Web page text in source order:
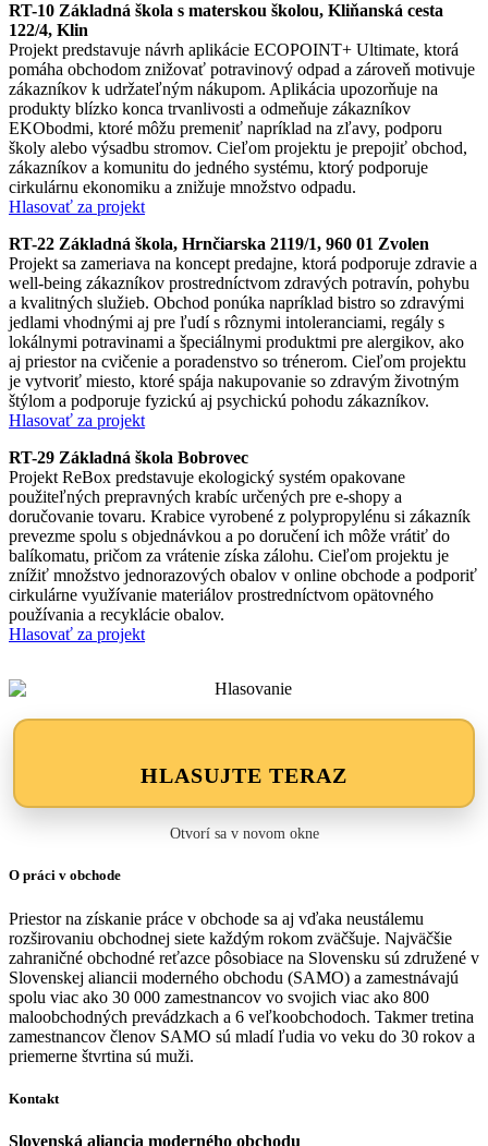
RT-10 Základná škola s materskou školou, Kliňanská cesta
122/4, Klin
Projekt predstavuje návrh aplikácie ECOPOINT+ Ultimate, ktorá
pomáha obchodom znižovať potravinový odpad a zároveň motivuje
zákazníkov k udržateľným nákupom. Aplikácia upozorňuje na
produkty blízko konca trvanlivosti a odmeňuje zákazníkov
EKObodmi, ktoré môžu premeniť napríklad na zľavy, podporu
školy alebo výsadbu stromov. Cieľom projektu je prepojiť obchod,
zákazníkov a komunitu do jedného systému, ktorý podporuje
cirkulárnu ekonomiku a znižuje množstvo odpadu.
Hlasovať za projekt
RT-22 Základná škola, Hrnčiarska 2119/1, 960 01 Zvolen
Projekt sa zameriava na koncept predajne, ktorá podporuje zdravie a
well-being zákazníkov prostredníctvom zdravých potravín, pohybu
a kvalitných služieb. Obchod ponúka napríklad bistro so zdravými
jedlami vhodnými aj pre ľudí s rôznymi intoleranciami, regály s
lokálnymi potravinami a špeciálnymi produktmi pre alergikov, ako
aj priestor na cvičenie a poradenstvo so trénerom. Cieľom projektu
je vytvoriť miesto, ktoré spája nakupovanie so zdravým životným
štýlom a podporuje fyzickú aj psychickú pohodu zákazníkov.
Hlasovať za projekt
RT-29 Základná škola Bobrovec
Projekt ReBox predstavuje ekologický systém opakovane
použiteľných prepravných krabíc určených pre e-shopy a
doručovanie tovaru. Krabice vyrobené z polypropylénu si zákazník
prevezme spolu s objednávkou a po doručení ich môže vrátiť do
balíkomatu, pričom za vrátenie získa zálohu. Cieľom projektu je
znížiť množstvo jednorazových obalov v online obchode a podporiť
cirkulárne využívanie materiálov prostredníctvom opätovného
používania a recyklácie obalov.
Hlasovať za projekt
HLASUJTE TERAZ
Otvorí sa v novom okne
O práci v obchode
Priestor na získanie práce v obchode sa aj vďaka neustálemu
rozširovaniu obchodnej siete každým rokom zväčšuje. Najväčšie
zahraničné obchodné reťazce pôsobiace na Slovensku sú združené v
Slovenskej aliancii moderného obchodu (SAMO) a zamestnávajú
spolu viac ako 30 000 zamestnancov vo svojich viac ako 800
maloobchodných prevádzkach a 6 veľkoobchodoch. Takmer tretina
zamestnancov členov SAMO sú mladí ľudia vo veku do 30 rokov a
priemerne štvrtina sú muži.
Kontakt
Slovenská aliancia moderného obchodu